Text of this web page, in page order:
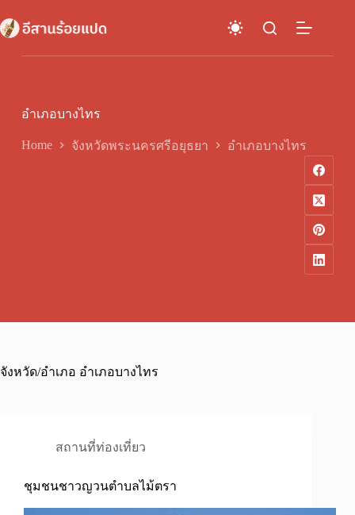
to
content
อำเภอบางไทร
Home จังหวัดพระนครศรีอยุธยา อำเภอบางไทร
จังหวัด/อำเภอ อำเภอบางไทร
สถานที่ท่องเที่ยว
ชุมชนชาวญวนตำบลไม้ตรา